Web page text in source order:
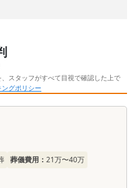
スタッフがすべて目視で確認した上で
グポリシー
葬儀費用： 21万〜40万